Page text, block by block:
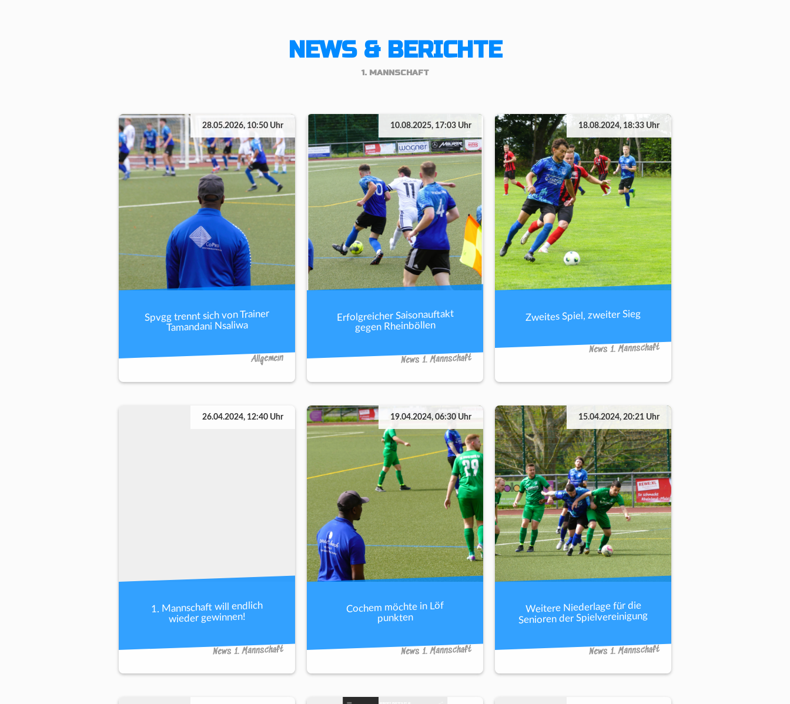
NEWS & BERICHTE
1. MANNSCHAFT
28.05.2026, 10:50 Uhr
Spvgg trennt sich von Trainer
Tamandani Nsaliwa
Allgemein
10.08.2025, 17:03 Uhr
Erfolgreicher Saisonauftakt
gegen Rheinböllen
News 1. Mannschaft
18.08.2024, 18:33 Uhr
Zweites Spiel, zweiter Sieg
News 1. Mannschaft
26.04.2024, 12:40 Uhr
1. Mannschaft will endlich
wieder gewinnen!
News 1. Mannschaft
19.04.2024, 06:30 Uhr
Cochem möchte in Löf
punkten
News 1. Mannschaft
15.04.2024, 20:21 Uhr
Weitere Niederlage für die
Senioren der Spielvereinigung
News 1. Mannschaft